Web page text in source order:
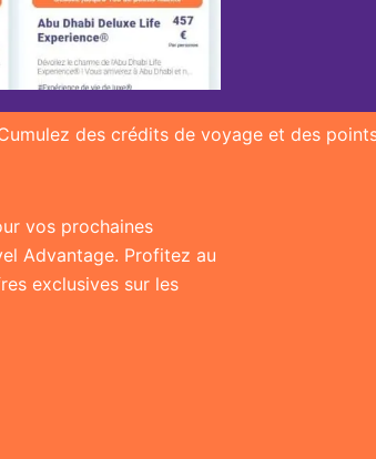
des crédits de voyage et des
vos prochaines
Advantage. Profitez au
exclusives sur les